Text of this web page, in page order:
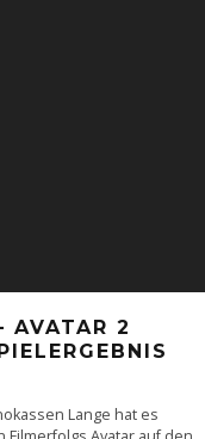
AVATAR 2
Lange hat es